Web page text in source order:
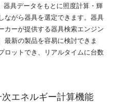
具データをもとに照度計算・輝
ながら器具を選定できます。器具
カーが提供する器具検索エンジン
最新の製品を容易に検討できま
ロットでき、リアルタイムに台数
エネルギー計算機能